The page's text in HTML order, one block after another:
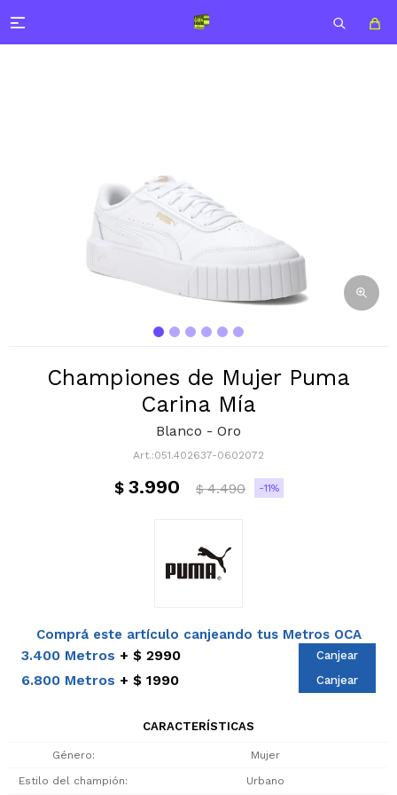

Championes de Mujer Puma
Carina Mía
Blanco - Oro
051.402637-0602072
$ 3.990 $ 4.490 11
Comprá este artículo canjeando tus Metros OCA
3.400 Metros $ 2990 Canjear
6.800 Metros $ 1990 Canjear
CARACTERÍSTICAS
Género Mujer
Estilo del champión Urbano